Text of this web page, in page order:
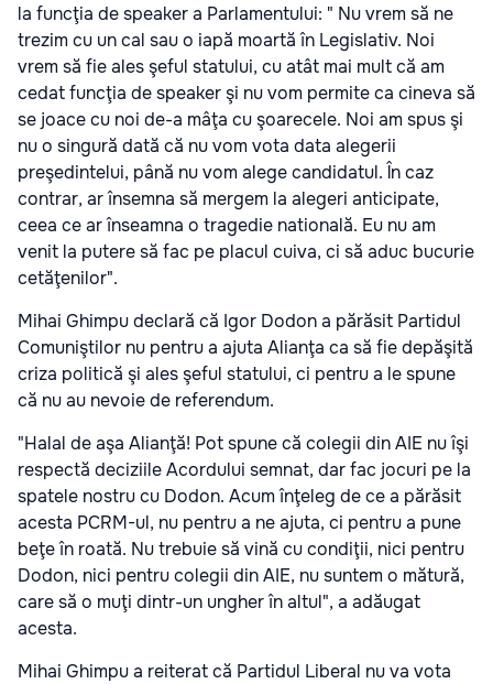
la funcţia de speaker a Parlamentului: " Nu vrem să ne
trezim cu un cal sau o iapă moartă în Legislativ. Noi
vrem să fie ales şeful statului, cu atât mai mult că am
cedat funcţia de speaker şi nu vom permite ca cineva să
se joace cu noi de-a mâţa cu şoarecele. Noi am spus şi
nu o singură dată că nu vom vota data alegerii
preşedintelui, până nu vom alege candidatul. În caz
contrar, ar însemna să mergem la alegeri anticipate,
ceea ce ar înseamna o tragedie natională. Eu nu am
venit la putere să fac pe placul cuiva, ci să aduc bucurie
cetăţenilor".
Mihai Ghimpu declară că Igor Dodon a părăsit Partidul
Comuniştilor nu pentru a ajuta Alianţa ca să fie depăşită
criza politică şi ales şeful statului, ci pentru a le spune
că nu au nevoie de referendum.
"Halal de aşa Alianţă! Pot spune că colegii din AIE nu îşi
respectă deciziile Acordului semnat, dar fac jocuri pe la
spatele nostru cu Dodon. Acum înţeleg de ce a părăsit
acesta PCRM-ul, nu pentru a ne ajuta, ci pentru a pune
beţe în roată. Nu trebuie să vină cu condiţii, nici pentru
Dodon, nici pentru colegii din AIE, nu suntem o mătură,
care să o muţi dintr-un ungher în altul", a adăugat
acesta.
Mihai Ghimpu a reiterat că Partidul Liberal nu va vota